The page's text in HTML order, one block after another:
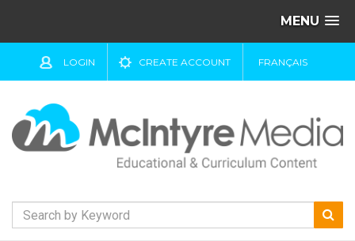
MENU
LOGIN CREATE ACCOUNT FRANÇAIS